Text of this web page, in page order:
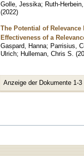
Golle, Jessika; Ruth-
(2022)
The Potential of
Effectiveness of a
Gaspard, Hanna; Parrisius,
Ulrich; Hulleman, Chris S. (
Anzeige der Dokumente 1-3